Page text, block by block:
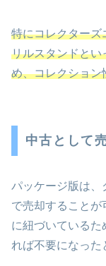
特にコレクターズ
リルスタンドとい
め、コレクション
中古として
パッケージ版は、
で売却することが
に紐づいているた
れば不要になった